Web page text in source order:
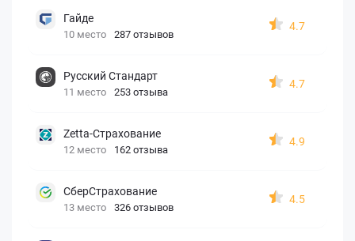
Гайде
10 место 287 отзывов
4.7
Русский Стандарт
11 место 253 отзыва
4.7
Zetta-Страхование
12 место 162 отзыва
4.9
СберСтрахование
13 место 326 отзывов
4.5